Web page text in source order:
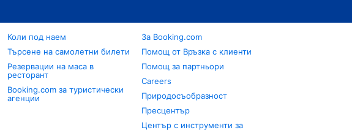
Коли под наем
Търсене на самолетни билети
Резервации на маса в
ресторант
Booking.com за туристически
агенции
За Booking.com
Помощ от Връзка с клиенти
Помощ за партньори
Careers
Природосъобразност
Пресцентър
Център с инструменти за